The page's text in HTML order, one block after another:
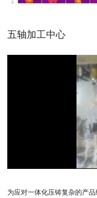
五轴加工中心